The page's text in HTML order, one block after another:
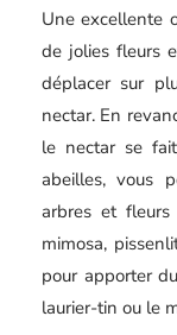
Une excellente
de jolies fleurs
déplacer sur
nectar. En
le nectar se
abeilles, vous
arbres et fleurs
mimosa,
pour apporter
laurier-tin ou le